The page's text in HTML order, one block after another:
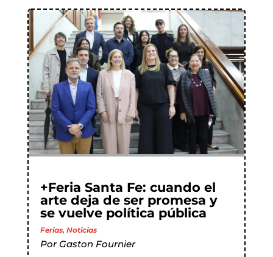
+Feria Santa Fe: cuando el
arte deja de ser promesa y
se vuelve política pública
Ferias, Noticias
Por Gaston Fournier